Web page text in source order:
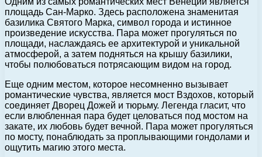
площадь Сан-Марко. Здесь расположена знаменитая
базилика Святого Марка, символ города и истинное
произведение искусства. Пара может прогуляться по
площади, наслаждаясь ее архитектурой и уникальной
атмосферой, а затем подняться на крышу базилики,
чтобы полюбоваться потрясающим видом на город.
Еще одним местом, которое несомненно вызывает
романтические чувства, является мост Вздохов, который
соединяет Дворец Дожей и тюрьму. Легенда гласит, что
если влюбленная пара будет целоваться под мостом на
закате, их любовь будет вечной. Пара может прогуляться
по мосту, понаблюдать за проплывающими гондолами и
ощутить магию этого места.